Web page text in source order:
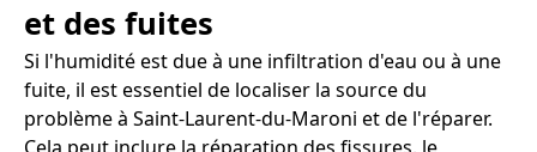
et des fuites
Si l'humidité est due à une infiltration d'eau ou à une
fuite, il est essentiel de localiser la source du
problème à Saint-Laurent-du-Maroni et de l'réparer.